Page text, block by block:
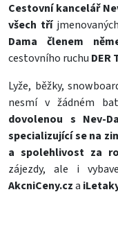
Cestovní kancelář
všech tří
Dama členem
cestovního ruchu DER
Lyže, běžky,
nesmí v žádném
dovolenou s Nev-
specializující se na
a spolehlivost za
zájezdy, ale i
AkcniCeny.cza